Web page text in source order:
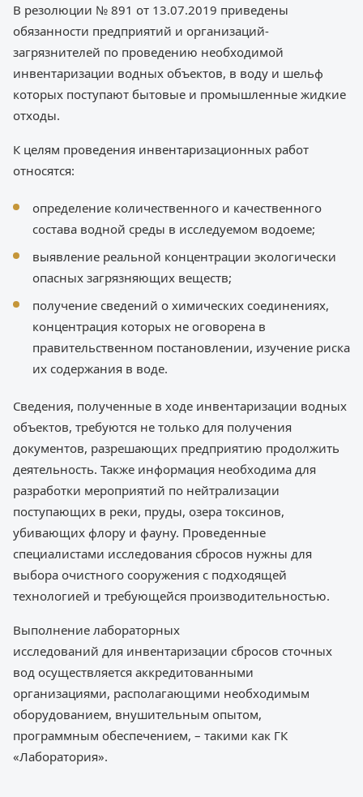
В резолюции № 891 от 13.07.2019 приведены
обязанности предприятий и организаций-
загрязнителей по проведению необходимой
инвентаризации водных объектов, в воду и шельф
которых поступают бытовые и промышленные жидкие
отходы.
К целям проведения инвентаризационных работ
относятся:
определение количественного и качественного
состава водной среды в исследуемом водоеме;
выявление реальной концентрации экологически
опасных загрязняющих веществ;
получение сведений о химических соединениях,
концентрация которых не оговорена в
правительственном постановлении, изучение риска
их содержания в воде.
Сведения, полученные в ходе инвентаризации водных
объектов, требуются не только для получения
документов, разрешающих предприятию продолжить
деятельность. Также информация необходима для
разработки мероприятий по нейтрализации
поступающих в реки, пруды, озера токсинов,
убивающих флору и фауну. Проведенные
специалистами исследования сбросов нужны для
выбора очистного сооружения с подходящей
технологией и требующейся производительностью.
Выполнение лабораторных
исследований для инвентаризации сбросов сточных
вод осуществляется аккредитованными
организациями, располагающими необходимым
оборудованием, внушительным опытом,
программным обеспечением, – такими как ГК
«Лаборатория».